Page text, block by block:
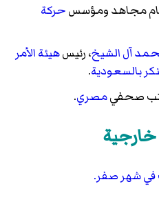
مجاهد ومؤسسحركة
آل الشيخ، رئيسهيئة الأمر
بالسعودية.
صحفيمصري.
في شهر صفر.